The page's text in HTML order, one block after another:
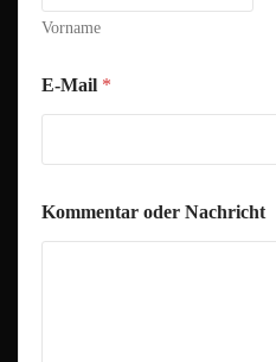
Vorname
E-Mail *
a
m
Kommentar oder Nachricht